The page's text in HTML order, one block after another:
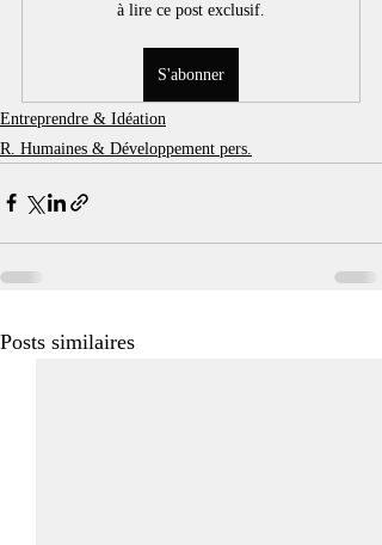
à lire ce post exclusif.
S'abonner
Entreprendre & Idéation
R. Humaines & Développement pers.
Posts similaires